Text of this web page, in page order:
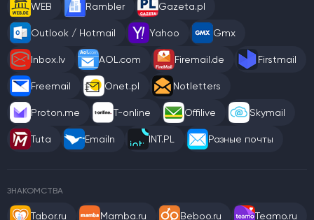
WEB Rambler Gazeta.pl
Outlook / Hotmail Yahoo Gmx
Inbox.lv AOL.com Firemail.de Firstmail
Freemail Onet.pl Notletters
Proton.me T-online Offilive Skymail
Tuta Emailn INT.PL Разные почты
ЗНАКОМСТВА
Tabor.ru Mamba.ru Beboo.ru Teamo.ru